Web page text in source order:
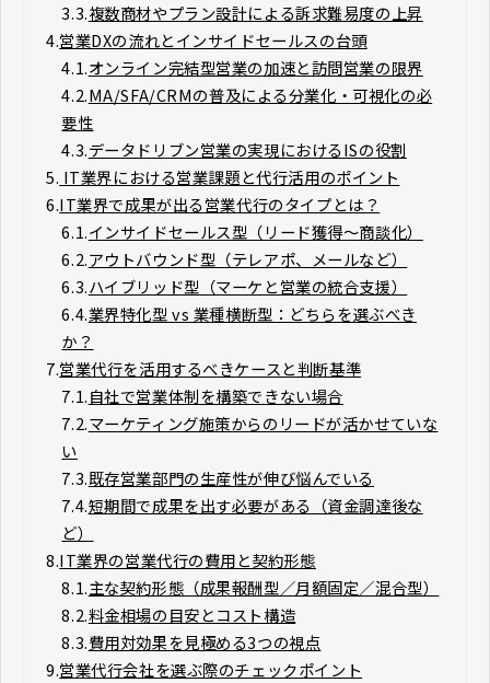
3.3.複数商材やプラン設計による訴求難易度の上昇
4.営業DXの流れとインサイドセールスの台頭
4.1.オンライン完結型営業の加速と訪問営業の限界
4.2.MA/SFA/CRMの普及による分業化・可視化の必
要性
4.3.データドリブン営業の実現におけるISの役割
5. IT業界における営業課題と代行活用のポイント
6.IT業界で成果が出る営業代行のタイプとは？
6.1.インサイドセールス型（リード獲得〜商談化）
6.2.アウトバウンド型（テレアポ、メールなど）
6.3.ハイブリッド型（マーケと営業の統合支援）
6.4.業界特化型 vs 業種横断型：どちらを選ぶべき
か？
7.営業代行を活用するべきケースと判断基準
7.1.自社で営業体制を構築できない場合
7.2.マーケティング施策からのリードが活かせていな
い
7.3.既存営業部門の生産性が伸び悩んでいる
7.4.短期間で成果を出す必要がある（資金調達後な
ど）
8.IT業界の営業代行の費用と契約形態
8.1.主な契約形態（成果報酬型／月額固定／混合型）
8.2.料金相場の目安とコスト構造
8.3.費用対効果を見極める3つの視点
9.営業代行会社を選ぶ際のチェックポイント